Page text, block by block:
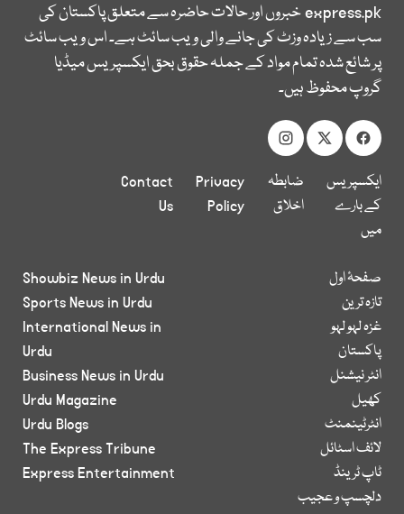
express.pkخبروں اور حالات حاضرہ سے متعلق پاکستان کی
سب سے زیادہ وزٹ کی جانے والی ویب سائٹ ہے۔ اس ویب سائٹ
پر شائع شدہ تمام مواد کے جملہ حقوق بحق ایکسپریس میڈیا
گروپ محفوظ ہیں۔
ایکسپریس
کے بارے
میں
ضابطہ
اخلاق
Privacy
Policy
Contact
Us
صفحۂ اول
تازہ ترین
غزہ لہو لہو
پاکستان
انٹر نیشنل
کھیل
انٹرٹینمنٹ
لائف اسٹائل
ٹاپ ٹرینڈ
دلچسپ و عجیب
Showbiz News in Urdu
Sports News in Urdu
International News in
Urdu
Business News in Urdu
Urdu Magazine
Urdu Blogs
The Express Tribune
Express Entertainment